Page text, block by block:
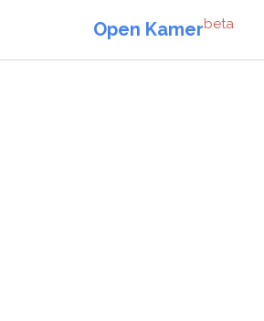
Open Kamerbeta